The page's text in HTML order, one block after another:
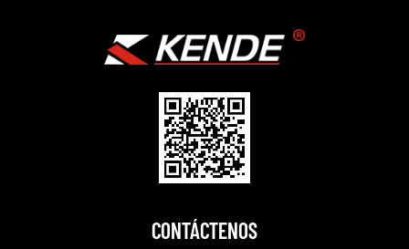
CONTÁCTENOS